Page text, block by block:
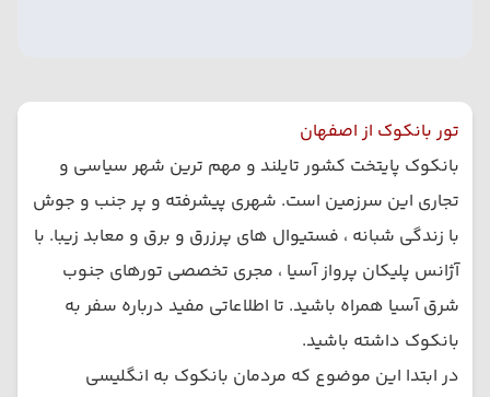
تور بانکوک از اصفهان
بانکوک پایتخت کشور تایلند و مهم ترین شهر سیاسی و
تجاری این سرزمین است. شهری پیشرفته و پر جنب و جوش
با زندگی شبانه ، فستیوال های پرزرق و برق و معابد زیبا. با
آژانس پلیکان پرواز آسیا ، مجری تخصصی تورهای جنوب
شرق آسیا همراه باشید. تا اطلاعاتی مفید درباره سفر به
بانکوک داشته باشید.
در ابتدا این موضوع که مردمان بانکوک به انگلیسی